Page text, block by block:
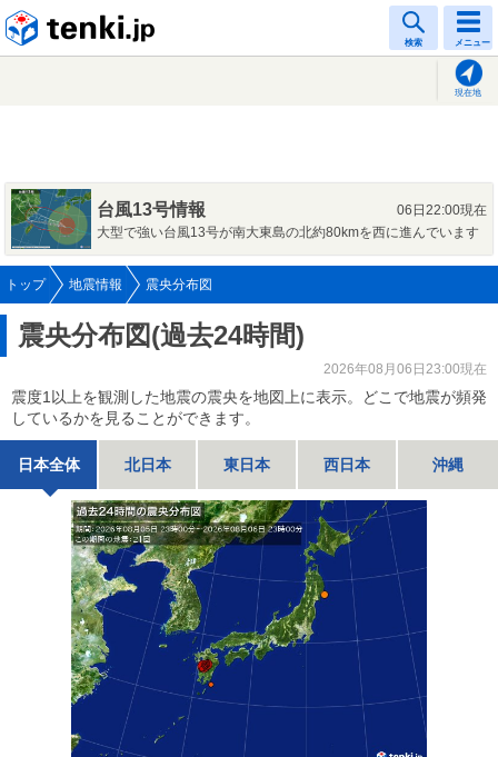
検索 メニュー
現在地
台風13号情報
06日22:00現在
大型で強い台風13号が南大東島の北約80kmを西に進んでいます
トップ 地震情報 震央分布図
震央分布図(過去24時間)
2026年08月06日23:00現在
震度1以上を観測した地震の震央を地図上に表示。どこで地震が頻発
しているかを見ることができます。
日本全体 北日本 東日本 西日本 沖縄